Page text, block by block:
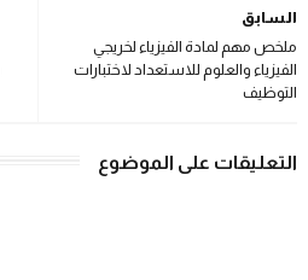
السابق
ملخص مهم لمادة الفيزياء لخريجي
الفيزياء والعلوم للاستعداد لاختبارات
التوظيف
التعليقات على الموضوع